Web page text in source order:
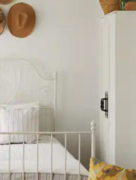
as seta para cima e para baixo do